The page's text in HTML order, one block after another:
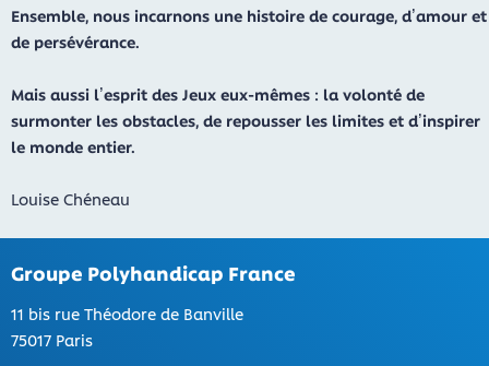
Ensemble, nous incarnons une histoire de courage, d’amour et
de persévérance.
Mais aussi l’esprit des Jeux eux-mêmes : la volonté de
surmonter les obstacles, de repousser les limites et d’inspirer
le monde entier.
Louise Chéneau
Groupe Polyhandicap France
11 bis rue Théodore de Banville
75017 Paris